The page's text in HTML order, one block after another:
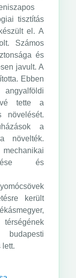
tisztítás
el. A
Számos
és
javult. A
Ebben
tette a
növelését.
a
növelték.
és
került
lett.